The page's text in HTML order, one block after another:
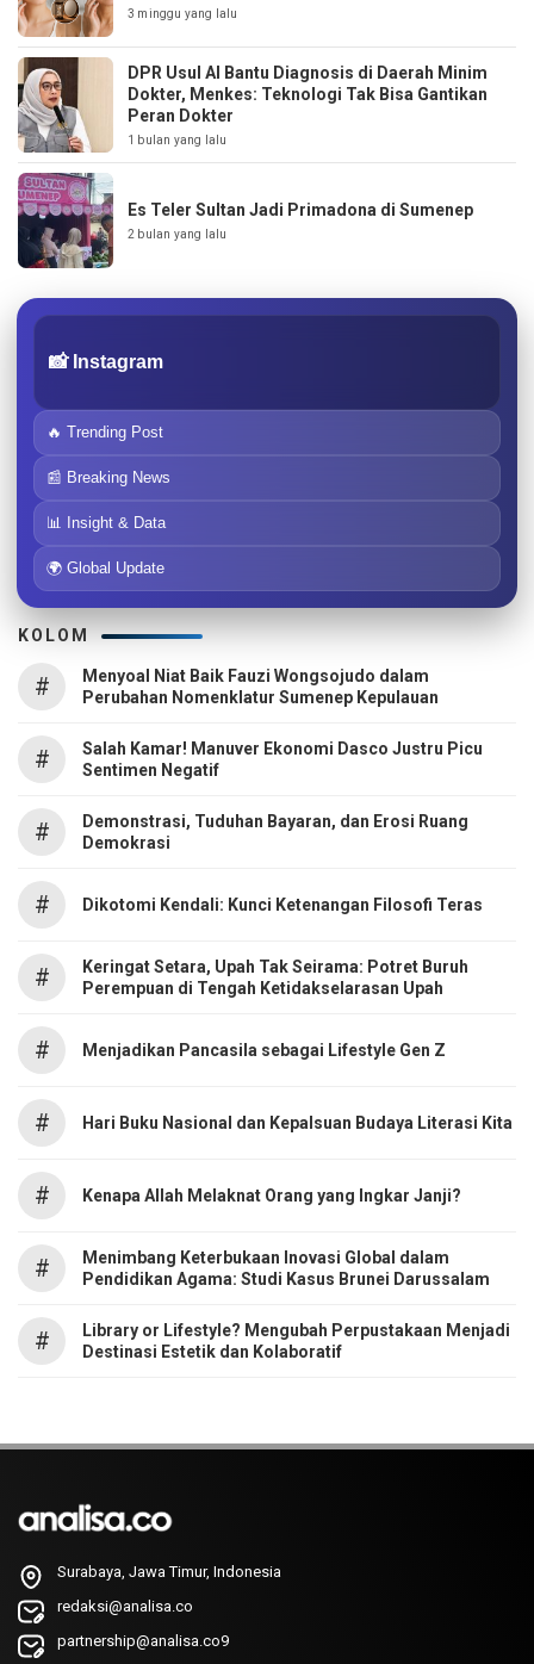
3 minggu yang lalu
DPR Usul AI Bantu Diagnosis di Daerah Minim
Dokter, Menkes: Teknologi Tak Bisa Gantikan
Peran Dokter
1 bulan yang lalu
Es Teler Sultan Jadi Primadona di Sumenep
2 bulan yang lalu
📸 Instagram
🔥 Trending Post
📰 Breaking News
📊 Insight & Data
🌍 Global Update
KOLOM
#
Menyoal Niat Baik Fauzi Wongsojudo dalam
Perubahan Nomenklatur Sumenep Kepulauan
#
Salah Kamar! Manuver Ekonomi Dasco Justru Picu
Sentimen Negatif
#
Demonstrasi, Tuduhan Bayaran, dan Erosi Ruang
Demokrasi
# Dikotomi Kendali: Kunci Ketenangan Filosofi Teras
#
Keringat Setara, Upah Tak Seirama: Potret Buruh
Perempuan di Tengah Ketidakselarasan Upah
# Menjadikan Pancasila sebagai Lifestyle Gen Z
# Hari Buku Nasional dan Kepalsuan Budaya Literasi Kita
# Kenapa Allah Melaknat Orang yang Ingkar Janji?
#
Menimbang Keterbukaan Inovasi Global dalam
Pendidikan Agama: Studi Kasus Brunei Darussalam
#
Library or Lifestyle? Mengubah Perpustakaan Menjadi
Destinasi Estetik dan Kolaboratif
Surabaya, Jawa Timur, Indonesia
redaksi@analisa.co
partnership@analisa.co9